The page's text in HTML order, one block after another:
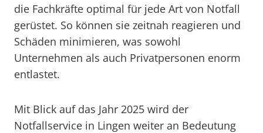
die Fachkräfte optimal für jede Art von Notfall
gerüstet. So können sie zeitnah reagieren und
Schäden minimieren, was sowohl
Unternehmen als auch Privatpersonen enorm
entlastet.
Mit Blick auf das Jahr 2025 wird der
Notfallservice in Lingen weiter an Bedeutung